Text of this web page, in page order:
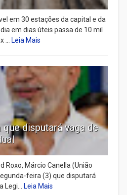
em 30 estações da capital e da
em dias úteis passa de 10 mil
...
Leia Mais
que disputará vaga de
Roxo, Márcio Canella (União
feira (3) que disputará
Leia Mais